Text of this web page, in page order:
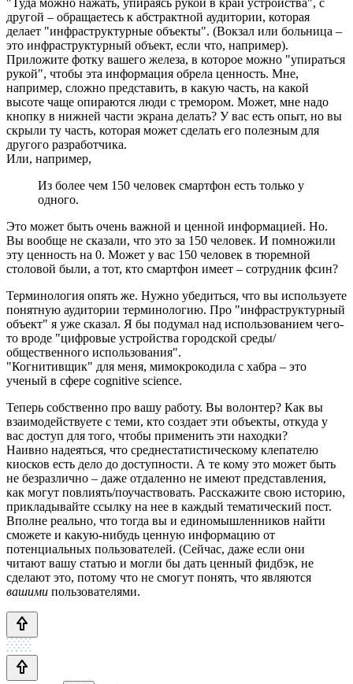
другой – обращаетесь к абстрактной аудитории, которая
делает "инфраструктурные объекты". (Вокзал или больница –
это инфраструктурный объект, если что, например).
Приложите фотку вашего железа, в которое можно "упираться
рукой", чтобы эта информация обрела ценность. Мне,
например, сложно представить, в какую часть, на какой
высоте чаще опираются люди с тремором. Может, мне надо
кнопку в нижней части экрана делать? У вас есть опыт, но вы
скрыли ту часть, которая может сделать его полезным для
другого разработчика.
Или, например,
Из более чем 150 человек смартфон есть только у
одного.
Это может быть очень важной и ценной информацией. Но.
Вы вообще не сказали, что это за 150 человек. И помножили
эту ценность на 0. Может у вас 150 человек в тюремной
столовой были, а тот, кто смартфон имеет – сотрудник фсин?
Терминология опять же. Нужно убедиться, что вы используете
понятную аудитории терминологию. Про "инфраструктурный
объект" я уже сказал. Я бы подумал над использованием чего-
то вроде "цифровые устройства городской среды/
общественного использования".
"Когнитивщик" для меня, мимокрокодила с хабра – это
ученый в сфере cognitive science.
Теперь собственно про вашу работу. Вы волонтер? Как вы
взаимодействуете с теми, кто создает эти объекты, откуда у
вас доступ для того, чтобы применить эти находки?
Наивно надеяться, что среднестатистическому клепателю
киосков есть дело до доступности. А те кому это может быть
не безразлично – даже отдаленно не имеют представления,
как могут повлиять/поучаствовать. Расскажите свою историю,
прикладывайте ссылку на нее в каждый тематический пост.
Вполне реально, что тогда вы и единомышленников найти
сможете и какую-нибудь ценную информацию от
потенциальных пользователей. (Сейчас, даже если они
читают вашу статью и могли бы дать ценный фидбэк, не
сделают это, потому что не смогут понять, что являются
вашими пользователями.